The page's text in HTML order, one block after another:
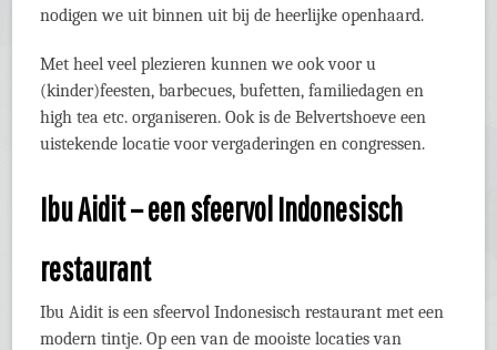
nodigen we uit binnen uit bij de heerlijke openhaard.
Met heel veel plezieren kunnen we ook voor u
(kinder)feesten, barbecues, bufetten, familiedagen en
high tea etc. organiseren. Ook is de Belvertshoeve een
uistekende locatie voor vergaderingen en congressen.
Ibu Aidit – een sfeervol Indonesisch
restaurant
Ibu Aidit is een sfeervol Indonesisch restaurant met een
modern tintje. Op een van de mooiste locaties van